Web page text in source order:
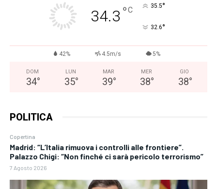
34.3 °C 35.5°
32.6°
42% 4.5m/s 5%
DOM
34°
LUN
35°
MAR
39°
MER
38°
GIO
38°
POLITICA
Copertina
Madrid: “L’Italia rimuova i controlli alle frontiere”.
Palazzo Chigi: “Non finché ci sarà pericolo terrorismo”
7 Agosto 2026